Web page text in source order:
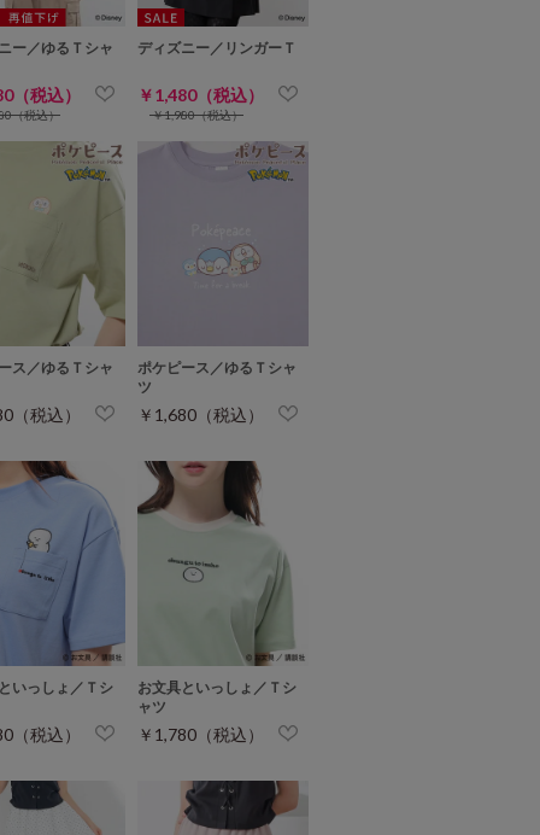
ー／ゆるＴシャ
（税込）
（税込）
ディズニー／リンガーＴ
￥1,480（税込）
￥1,980（税込）
ス／ゆるＴシャ
（税込）
ポケピース／ゆるＴシャ
ツ
￥1,680（税込）
いっしょ／Ｔシ
（税込）
お文具といっしょ／Ｔシ
ャツ
￥1,780（税込）